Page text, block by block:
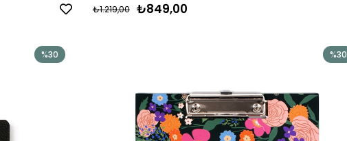
₺849,00
₺1.219,00
%30 %30